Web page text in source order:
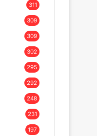
311
309
309
302
295
292
248
231
197